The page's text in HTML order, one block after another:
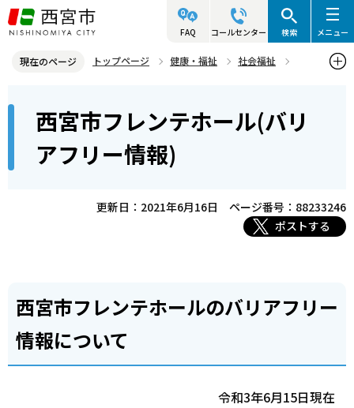
こ
の
ジ
頭
FAQ コールセンター 検索 メニュー
現在のページ トップページ 健康・福祉
社会福祉
スポーツ・文化施設
西宮市フレンテホール(バリアフリー情報)
西宮市フレンテホール(バリ
アフリー情報)
更新日：2021年6月16日
ページ番号：88233246
ポストする
西宮市フレンテホールのバリアフリー
情報について
令和3年6月15日現在